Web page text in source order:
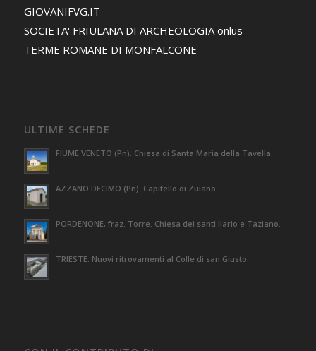
GIOVANIFVG.IT
SOCIETA' FRIULANA DI ARCHEOLOGIA onlus
TERME ROMANE DI MONFALCONE
ULTIME SCHEDE
FIUME VENETO (Pn). Chiesa di Santa Maria della Tavella.
AZZANO DECIMO (Pn). Capitello di Zuiano.
PORDENONE, fraz. Torre. Chiesa dei santi Ilario e Taziano.
TRIESTE. Nuovi ritrovamenti al Colle di san Giusto.